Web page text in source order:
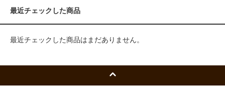
最近チェックした商品
最近チェックした商品はまだありません。